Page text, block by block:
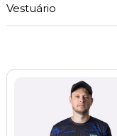
Vestuário